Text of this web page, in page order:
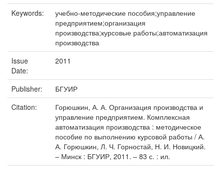
Keywords:
учебно-методические пособия;управление
предприятием;организация
производства;курсовые работы;автоматизация
производства
Issue
Date:
2011
Publisher:
БГУИР
Citation:
Горюшкин, А. А. Организация производства и
управление предприятием. Комплексная
автоматизация производства : методическое
пособие по выполнению курсовой работы / А.
А. Горюшкин, Л. Ч. Горностай, Н. И. Новицкий.
– Минск : БГУИР, 2011. – 83 с. : ил.